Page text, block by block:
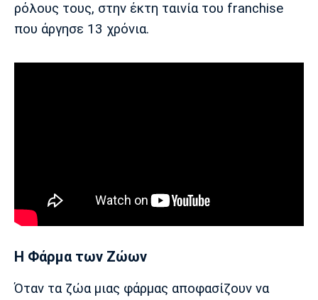
ρόλους τους, στην έκτη ταινία του franchise
που άργησε 13 χρόνια.
H Φάρμα των Ζώων
Όταν τα ζώα μιας φάρμας αποφασίζουν να